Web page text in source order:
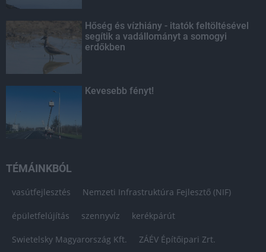
Hőség és vízhiány - itatók feltöltésével
segítik a vadállományt a somogyi
erdőkben
Kevesebb fényt!
TÉMÁINKBÓL
vasútfejlesztés Nemzeti Infrastruktúra Fejlesztő (NIF)
épületfelújítás szennyvíz kerékpárút
Swietelsky Magyarország Kft. ZÁÉV Építőipari Zrt.